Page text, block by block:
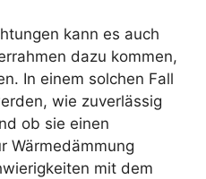
kann es auch
dazu kommen,
In einem solchen Fall
wie zuverlässig
ob sie einen
Wärmedämmung
mit dem